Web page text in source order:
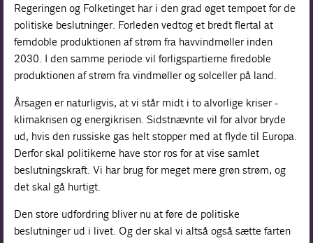
Regeringen og Folketinget har i den grad øget tempoet for de
politiske beslutninger. Forleden vedtog et bredt flertal at
femdoble produktionen af strøm fra havvindmøller inden
2030. I den samme periode vil forligspartierne firedoble
produktionen af strøm fra vindmøller og solceller på land.
Årsagen er naturligvis, at vi står midt i to alvorlige kriser -
klimakrisen og energikrisen. Sidstnævnte vil for alvor bryde
ud, hvis den russiske gas helt stopper med at flyde til Europa.
Derfor skal politikerne have stor ros for at vise samlet
beslutningskraft. Vi har brug for meget mere grøn strøm, og
det skal gå hurtigt.
Den store udfordring bliver nu at føre de politiske
beslutninger ud i livet. Og der skal vi altså også sætte farten